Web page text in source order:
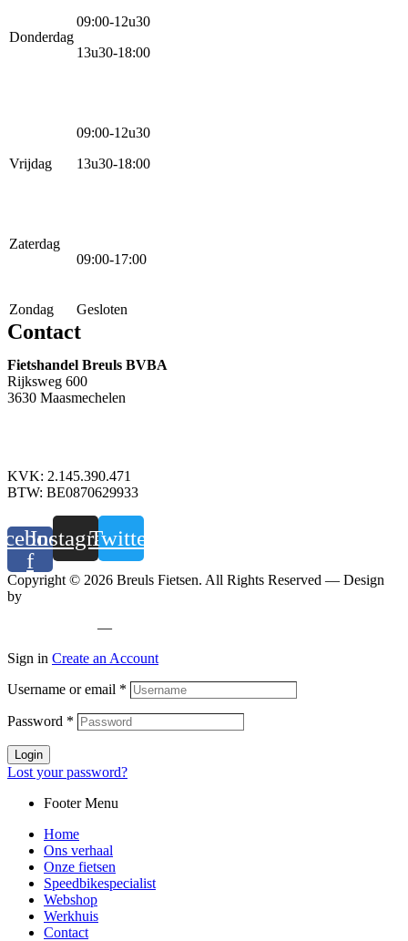
Donderdag
09:00-12u30
13u30-18:00
Vrijdag
09:00-12u30
13u30-18:00
Zaterdag
09:00-17:00
Zondag Gesloten
Contact
Fietshandel Breuls BVBA
Rijksweg 600
3630 Maasmechelen
KVK: 2.145.390.471
BTW: BE0870629933
f
Instagram
Twitter
Copyright © 2026 Breuls Fietsen. All Rights Reserved — Design
by
—
Sign in Create an Account
Username or email *
Password *
Login
Lost your password?
Footer Menu
Home
Ons verhaal
Onze fietsen
Speedbikespecialist
Webshop
Werkhuis
Contact